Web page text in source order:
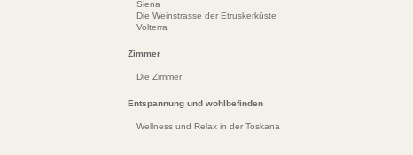
Siena
Die Weinstrasse der Etruskerküste
Volterra
Zimmer
Die Zimmer
Entspannung und wohlbefinden
Wellness und Relax in der Toskana